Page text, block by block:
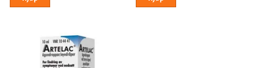
Leverandør
ATC-kode: S01XA20